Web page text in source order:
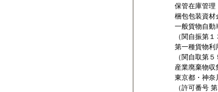
保管在庫管理
梱包包装資材
一般貨物自動
（関自振第
第一種貨物利
（関自取第
産業廃棄物
東京都・神奈
（許可番号